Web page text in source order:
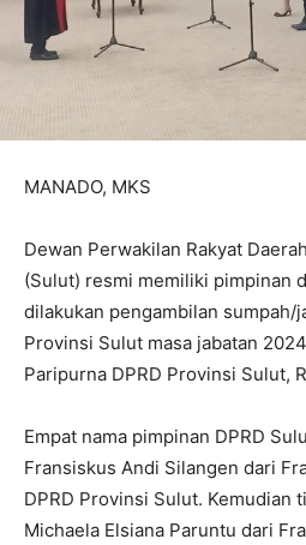
MANADO, MKS
Dewan Perwakilan Rakyat
(Sulut) resmi memiliki pimpinan
dilakukan pengambilan sumpah/
Provinsi Sulut masa jabatan
Paripurna DPRD Provinsi Sulut,
Empat nama pimpinan DPRD
Fransiskus Andi Silangen dari
DPRD Provinsi Sulut. Kemudian
Michaela Elsiana Paruntu dari